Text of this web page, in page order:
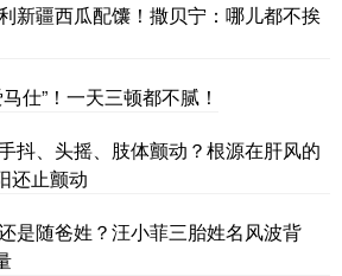
新疆西瓜配馕！撒贝宁：哪儿都不挨
仕”！一天三顿都不腻！
抖、头摇、肢体颤动？根源在肝风的
还止颤动
是随爸姓？汪小菲三胎姓名风波背